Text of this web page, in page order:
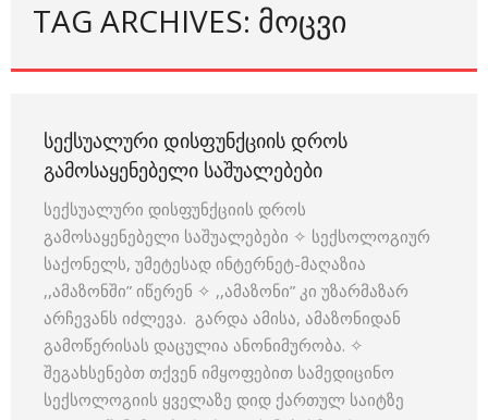
TAG ARCHIVES: ᲛᲝᲪᲕᲘ
ᲡᲔᲥᲡᲣᲐᲚᲣᲠᲘ ᲓᲘᲡᲤᲣᲜᲥᲪᲘᲘᲡ ᲓᲠᲝᲡ
ᲒᲐᲛᲝᲡᲐᲧᲔᲜᲔᲑᲔᲚᲘ ᲡᲐᲨᲣᲐᲚᲔᲑᲔᲑᲘ
სექსუალური დისფუნქციის დროს
გამოსაყენებელი საშუალებები ✧ სექსოლოგიურ
საქონელს, უმეტესად ინტერნეტ-მაღაზია
,,ამაზონში” იწერენ ✧ ,,ამაზონი” კი უზარმაზარ
არჩევანს იძლევა. გარდა ამისა, ამაზონიდან
გამოწერისას დაცულია ანონიმურობა. ✧
შეგახსენებთ თქვენ იმყოფებით სამედიცინო
სექსოლოგიის ყველაზე დიდ ქართულ საიტზე